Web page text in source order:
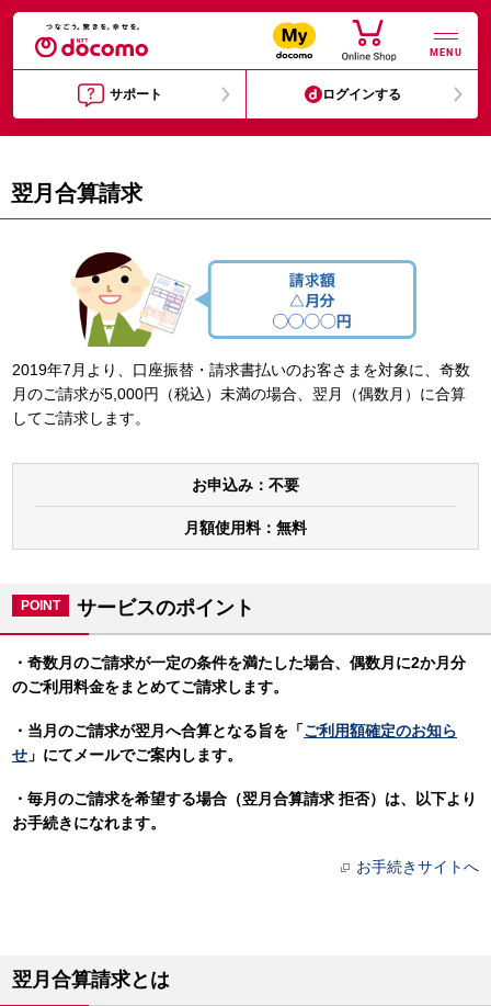
MENU
サポート ログインする
翌月合算請求
2019年7月より、口座振替・請求書払いのお客さまを対象に、奇数
月のご請求が5,000円（税込）未満の場合、翌月（偶数月）に合算
してご請求します。
お申込み：不要
月額使用料：無料
POINT サービスのポイント
・奇数月のご請求が一定の条件を満たした場合、偶数月に2か月分
のご利用料金をまとめてご請求します。
・当月のご請求が翌月へ合算となる旨を「ご利用額確定のお知ら
せ 」にてメールでご案内します。
・毎月のご請求を希望する場合（翌月合算請求 拒否）は、以下より
お手続きになれます。
お手続きサイトへ
翌月合算請求とは